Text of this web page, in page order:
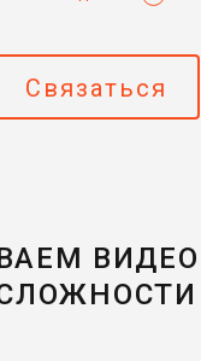
монтаж не
мир монтажные
и, точно так же
требует
подхода.
Связаться